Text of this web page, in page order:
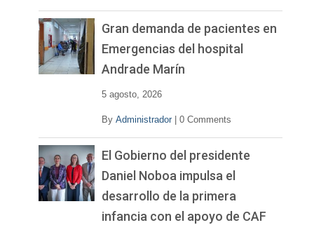
Gran demanda de pacientes en
Emergencias del hospital
Andrade Marín
5 agosto, 2026
By Administrador 0 Comments
El Gobierno del presidente
Daniel Noboa impulsa el
desarrollo de la primera
infancia con el apoyo de CAF